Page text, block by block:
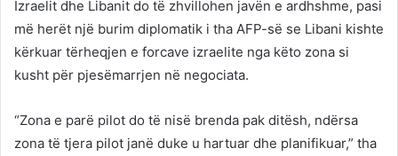
Izraelit dhe Libanit do të zhvillohen javën e ardhshme, pasi
më herët një burim diplomatik i tha AFP-së se Libani kishte
kërkuar tërheqjen e forcave izraelite nga këto zona si
kusht për pjesëmarrjen në negociata.
“Zona e parë pilot do të nisë brenda pak ditësh, ndërsa
zona të tjera pilot janë duke u hartuar dhe planifikuar,” tha